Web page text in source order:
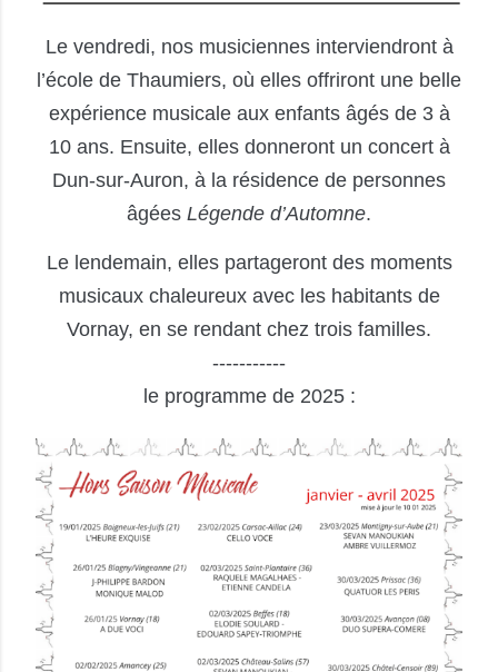
Le vendredi, nos musiciennes interviendront à
l’école de Thaumiers, où elles offriront une belle
expérience musicale aux enfants âgés de 3 à
10 ans. Ensuite, elles donneront un concert à
Dun-sur-Auron, à la résidence de personnes
âgées Légende d’Automne.
Le lendemain, elles partageront des moments
musicaux chaleureux avec les habitants de
Vornay, en se rendant chez trois familles.
-----------
le programme de 2025 :